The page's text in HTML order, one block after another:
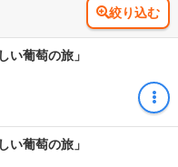
絞り込む
い葡萄の旅」
い葡萄の旅」